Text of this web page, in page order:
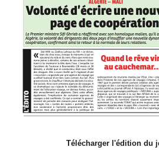
Télécharger l'édition du